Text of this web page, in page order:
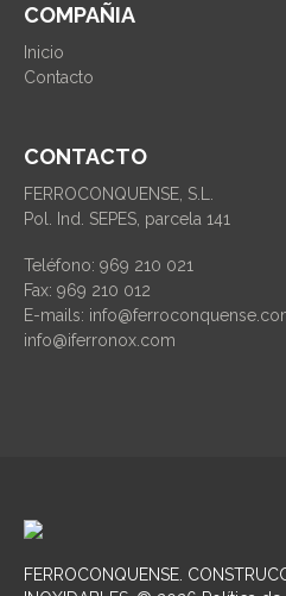
COMPAÑIA
Inicio
Contacto
CONTACTO
FERROCONQUENSE, S.L.
Pol. Ind. SEPES, parcela 141
Teléfono: 969 210 021
Fax: 969 210 012
E-mails:
info@iferronox.com
FERROCONQUENSE .